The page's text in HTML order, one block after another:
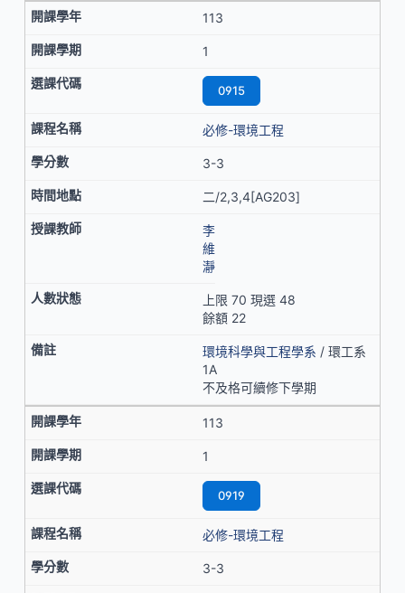
113
1
0915
必修-環境工程
3-3
二/2,3,4[AG203]
李
維
瀞
上限 70 現選 48
餘額 22
環境科學與工程學系 / 環工系
1A
不及格可續修下學期
113
1
0919
必修-環境工程
3-3